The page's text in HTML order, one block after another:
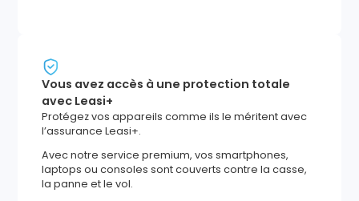
Vous avez accès à une protection totale
avec Leasi+
Protégez vos appareils comme ils le méritent avec
l’assurance Leasi+.
Avec notre service premium, vos smartphones,
laptops ou consoles sont couverts contre la casse,
la panne et le vol.